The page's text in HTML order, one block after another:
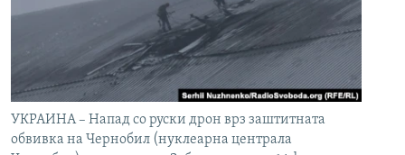
УКРАИНА – Напад со руски дрон врз заштитната
обвивка на Чернобил (нуклеарна централа